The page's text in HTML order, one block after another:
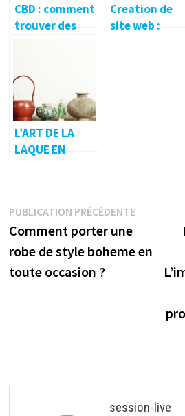
CBD : comment
trouver des
Creation de
site web :
L’ART DE LA
LAQUE EN
Navigation
de
l’article
PUBLICATION PRÉCÉDENTE
Comment porter une
robe de style boheme en
toute occasion ?
session-live